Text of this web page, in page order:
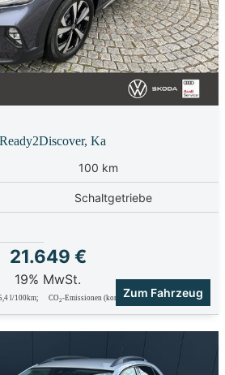
Ka
100 km
Schaltgetriebe
21.649 €
19% MwSt.
l/100km; CO2-Emissionen (kombiniert): 123.0 g/km;
Zum Fahrzeug